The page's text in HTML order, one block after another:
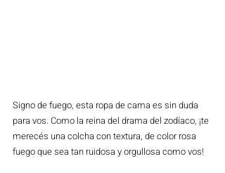
Signo de fuego, esta ropa de cama es sin duda
para vos. Como la reina del drama del zodíaco, ¡te
merecés una colcha con textura, de color rosa
fuego que sea tan ruidosa y orgullosa como vos!